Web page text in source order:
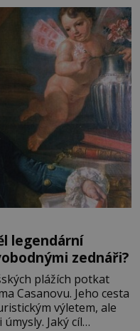
legendární
zednáři?
plážích potkat
Casanovu. Jeho cesta
výletem, ale
Jaký cíl